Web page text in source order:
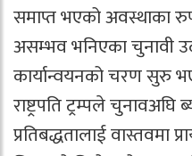
समाप्त भएको अवस्थाका
असम्भव भनिएका चुनावी
कार्यान्वयनको चरण सुरु
राष्ट्रपति ट्रम्पले
प्रतिबद्धतालाई वास्तवमा